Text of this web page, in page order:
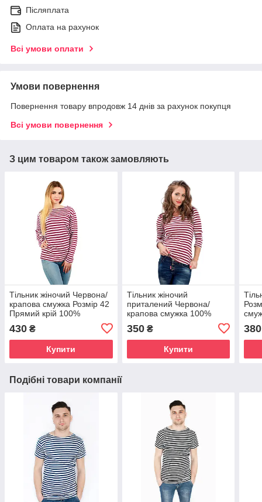
Післяплата
Оплата на рахунок
Всі умови оплати
Умови повернення
Повернення товару впродовж 14 днів за рахунок покупця
Всі умови повернення
З цим товаром також замовляють
Тільник жіночий Червона/
крапова смужка Розмір 42
Прямий крій 100%
тільняшки
430 ₴
Купити
Тільник жіночий
приталений Червона/
крапова смужка 100%
бавовна Розмір 42 Одеські
тільняшки
350₴
Купити
380
Подібні товари компанії